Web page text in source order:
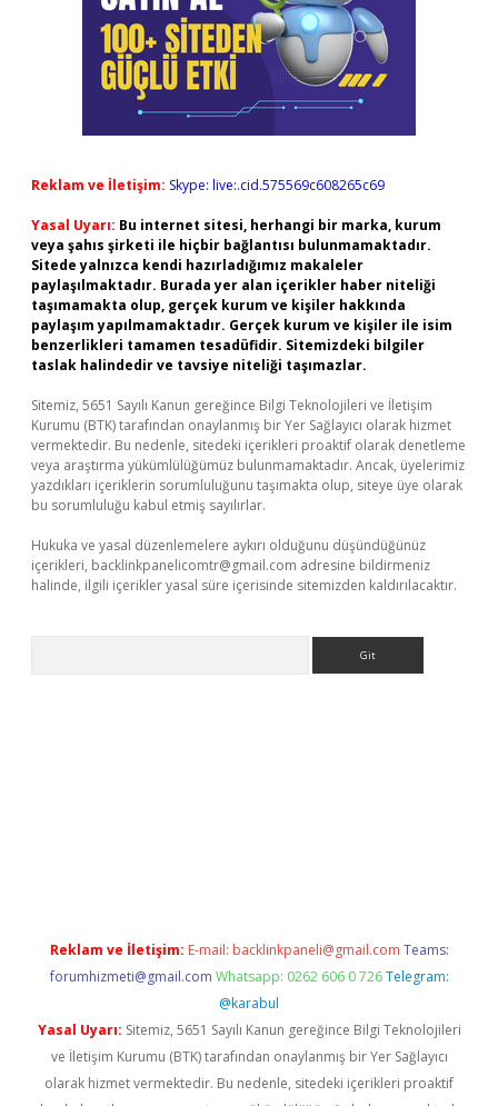
Reklam ve İletişim: Skype: live:.cid.575569c608265c69
Yasal Uyarı: Bu internet sitesi, herhangi bir marka, kurum
veya şahıs şirketi ile hiçbir bağlantısı bulunmamaktadır.
Sitede yalnızca kendi hazırladığımız makaleler
paylaşılmaktadır. Burada yer alan içerikler haber niteliği
taşımamakta olup, gerçek kurum ve kişiler hakkında
paylaşım yapılmamaktadır. Gerçek kurum ve kişiler ile isim
benzerlikleri tamamen tesadüfidir. Sitemizdeki bilgiler
taslak halindedir ve tavsiye niteliği taşımazlar.
Sitemiz, 5651 Sayılı Kanun gereğince Bilgi Teknolojileri ve İletişim
Kurumu (BTK) tarafından onaylanmış bir Yer Sağlayıcı olarak hizmet
vermektedir. Bu nedenle, sitedeki içerikleri proaktif olarak denetleme
veya araştırma yükümlülüğümüz bulunmamaktadır. Ancak, üyelerimiz
yazdıkları içeriklerin sorumluluğunu taşımakta olup, siteye üye olarak
bu sorumluluğu kabul etmiş sayılırlar.
Hukuka ve yasal düzenlemelere aykırı olduğunu düşündüğünüz
içerikleri, backlinkpanelicomtr@gmail.com adresine bildirmeniz
halinde, ilgili içerikler yasal süre içerisinde sitemizden kaldırılacaktır.
Reklam ve İletişim: E-mail: backlinkpaneli@gmail.com Teams:
forumhizmeti@gmail.com Whatsapp: 0262 606 0 726 Telegram:
@karabul
Yasal Uyarı: Sitemiz, 5651 Sayılı Kanun gereğince Bilgi Teknolojileri
ve İletişim Kurumu (BTK) tarafından onaylanmış bir Yer Sağlayıcı
olarak hizmet vermektedir. Bu nedenle, sitedeki içerikleri proaktif